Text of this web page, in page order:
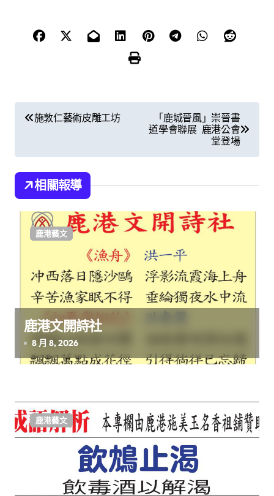
文
導
覽
施敦仁藝術皮雕工坊
「鹿城晉風」崇晉書
道學會聯展 鹿港公會
堂登場
相關報導
鹿港藝文
鹿港文開詩社
8 月 8, 2026
鹿港藝文